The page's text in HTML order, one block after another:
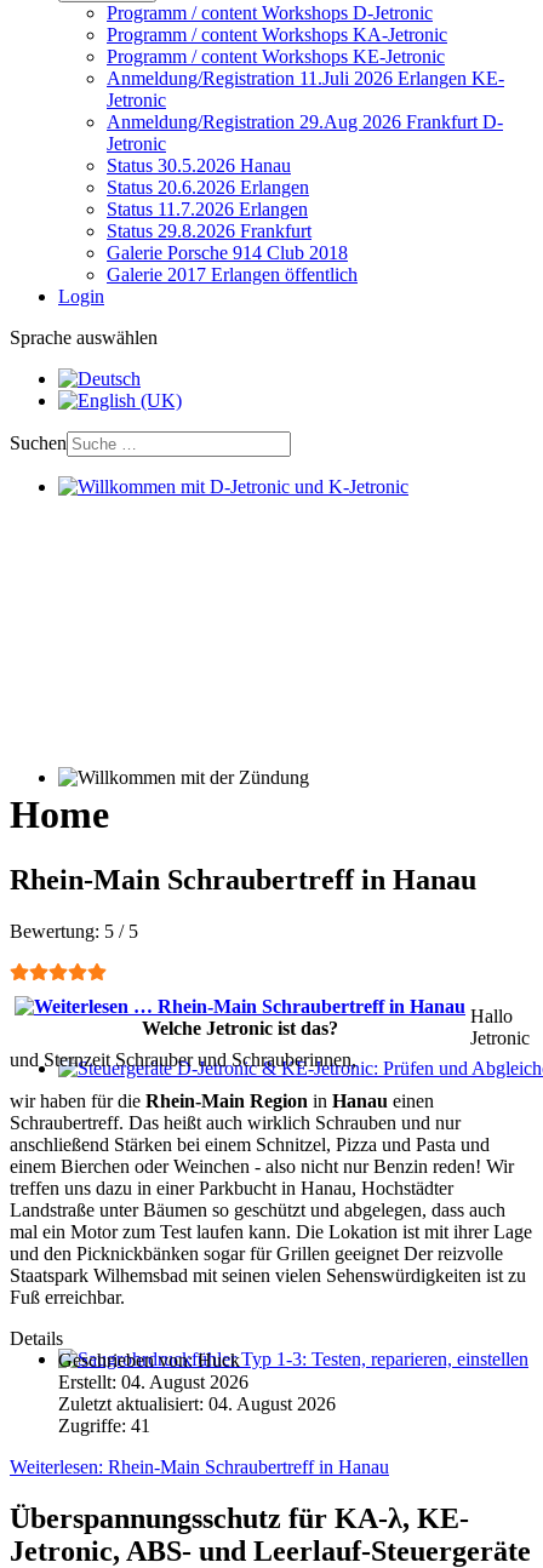
Programm / content Workshops D-Jetronic
Programm / content Workshops KA-Jetronic
Programm / content Workshops KE-Jetronic
Anmeldung/Registration 11.Juli 2026 Erlangen KE-
Jetronic
Anmeldung/Registration 29.Aug 2026 Frankfurt D-
Jetronic
Status 30.5.2026 Hanau
Status 20.6.2026 Erlangen
Status 11.7.2026 Erlangen
Status 29.8.2026 Frankfurt
Galerie Porsche 914 Club 2018
Galerie 2017 Erlangen öffentlich
Login
Sprache auswählen
Suchen
Steuergeräte D-Jetronic & KE-Jetronic: Prüfen und Abgleichen
Saugrohrdruckfühler Typ 1-3: Testen, reparieren, einstellen
Home
Rhein-Main Schraubertreff in Hanau
Bewertung: 5 / 5
Welche Jetronic ist das?
Hallo
Jetronic
und Sternzeit Schrauber und Schrauberinnen,
wir haben für die Rhein-Main Region in Hanau einen
Schraubertreff. Das heißt auch wirklich Schrauben und nur
anschließend Stärken bei einem Schnitzel, Pizza und Pasta und
einem Bierchen oder Weinchen - also nicht nur Benzin reden! Wir
treffen uns dazu in einer Parkbucht in Hanau, Hochstädter
Landstraße unter Bäumen so geschützt und abgelegen, dass auch
mal ein Motor zum Test laufen kann. Die Lokation ist mit ihrer Lage
und den Picknickbänken sogar für Grillen geeignet Der reizvolle
Staatspark Wilhemsbad mit seinen vielen Sehenswürdigkeiten ist zu
Fuß erreichbar.
Details
Geschrieben von:Huck
Erstellt: 04. August 2026
Zuletzt aktualisiert: 04. August 2026
Zugriffe: 41
Weiterlesen: Rhein-Main Schraubertreff in Hanau
Überspannungsschutz für KA-λ, KE-
Jetronic, ABS- und Leerlauf-Steuergeräte